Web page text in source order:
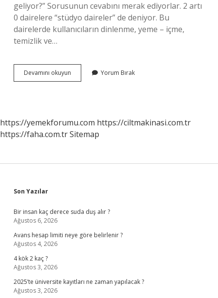
geliyor?” Sorusunun cevabını merak ediyorlar. 2 artı
0 dairelere “stüdyo daireler” de deniyor. Bu
dairelerde kullanıcıların dinlenme, yeme – içme,
temizlik ve…
Devamını okuyun
Artı
Yorum Bırak
https://yemekforumu.com https://ciltmakinasi.com.tr
https://faha.com.trSitemap
Sidebar
Son Yazılar
Bir insan kaç derece suda duş alır ?
Ağustos 6, 2026
Avans hesap limiti neye göre belirlenir ?
Ağustos 4, 2026
4 kök 2 kaç ?
Ağustos 3, 2026
2025’te üniversite kayıtları ne zaman yapılacak ?
Ağustos 3, 2026